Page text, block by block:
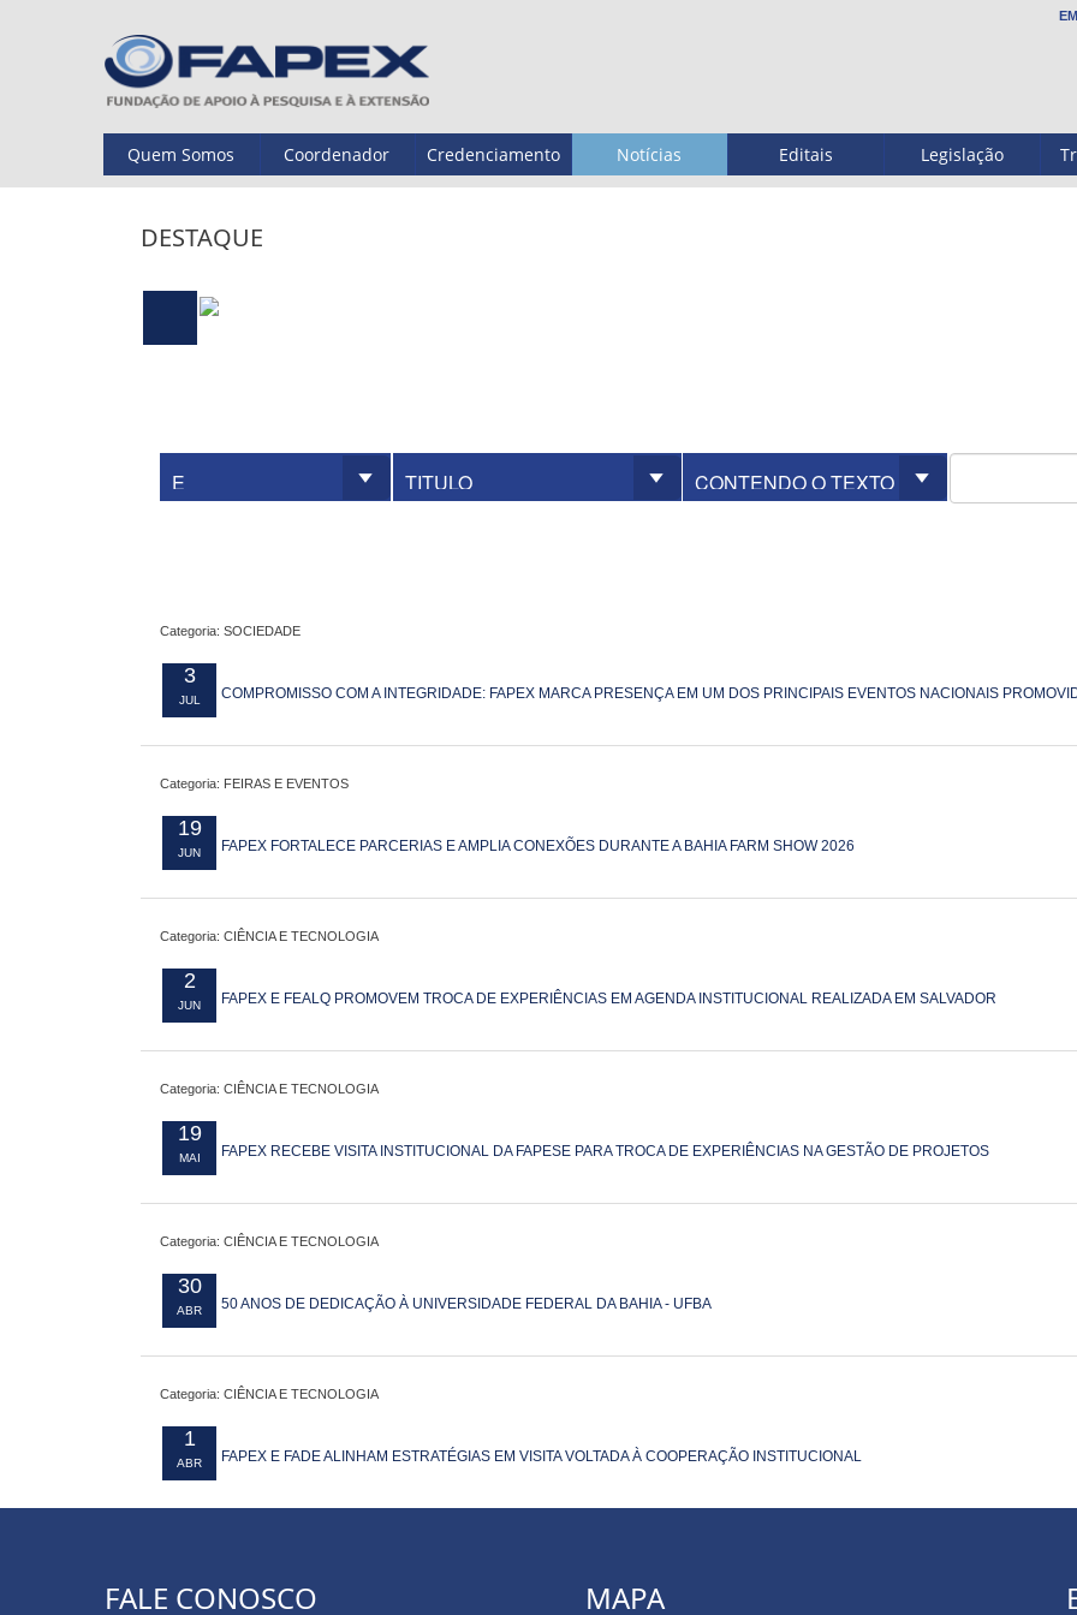
Quem Somos Coordenador Credenciamento Notícias Editais Legislação
DESTAQUE
Categoria: SOCIEDADE
3
JUL COMPROMISSO COM A INTEGRIDADE: FAPEX MARCA PRESENÇA EM UM DOS PRINCIPAIS EVENTOS NACIONAIS
Categoria: FEIRAS E EVENTOS
19
JUN FAPEX FORTALECE PARCERIAS E AMPLIA CONEXÕES DURANTE A BAHIA FARM SHOW 2026
Categoria: CIÊNCIA E TECNOLOGIA
2
JUN FAPEX E FEALQ PROMOVEM TROCA DE EXPERIÊNCIAS EM AGENDA INSTITUCIONAL REALIZADA EM SALVADOR
Categoria: CIÊNCIA E TECNOLOGIA
19
MAI FAPEX RECEBE VISITA INSTITUCIONAL DA FAPESE PARA TROCA DE EXPERIÊNCIAS NA GESTÃO DE PROJETOS
Categoria: CIÊNCIA E TECNOLOGIA
30
ABR 50 ANOS DE DEDICAÇÃO À UNIVERSIDADE FEDERAL DA BAHIA - UFBA
Categoria: CIÊNCIA E TECNOLOGIA
1
ABR FAPEX E FADE ALINHAM ESTRATÉGIAS EM VISITA VOLTADA À COOPERAÇÃO INSTITUCIONAL
FALE CONOSCO MAPA